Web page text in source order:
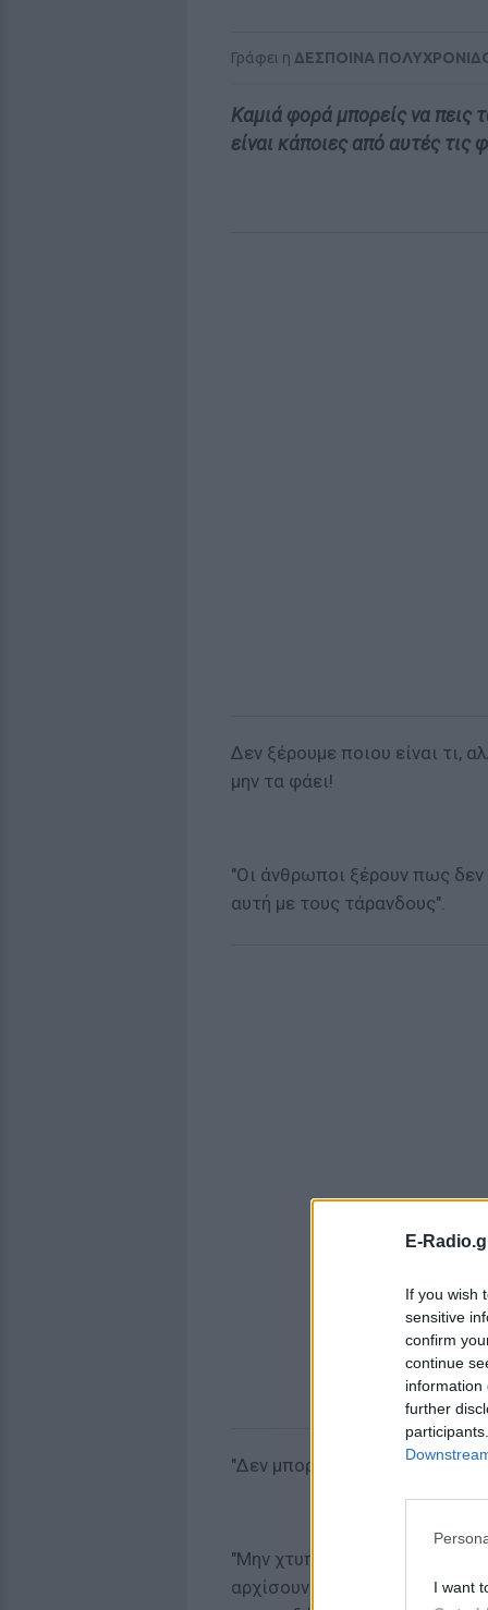
E-
If you wish
sensitive
confirm
continue
information
further
I want
Γράφει η ΔΕΣΠΟΙΝΑ
Καμιά φορά μπορείς να πεις
είναι κάποιες από αυτές τις
Δεν ξέρουμε ποιου είναι τι,
μην τα φάει!
"Οι άνθρωποι ξέρουν πως δεν
αυτή με τους τάρανδους".
"Δεν μπορούμε να μην! Είναι
"Μην χτυπάτε το τζάμι! Οι
αρχίσουν να κλαίνε βίαια!